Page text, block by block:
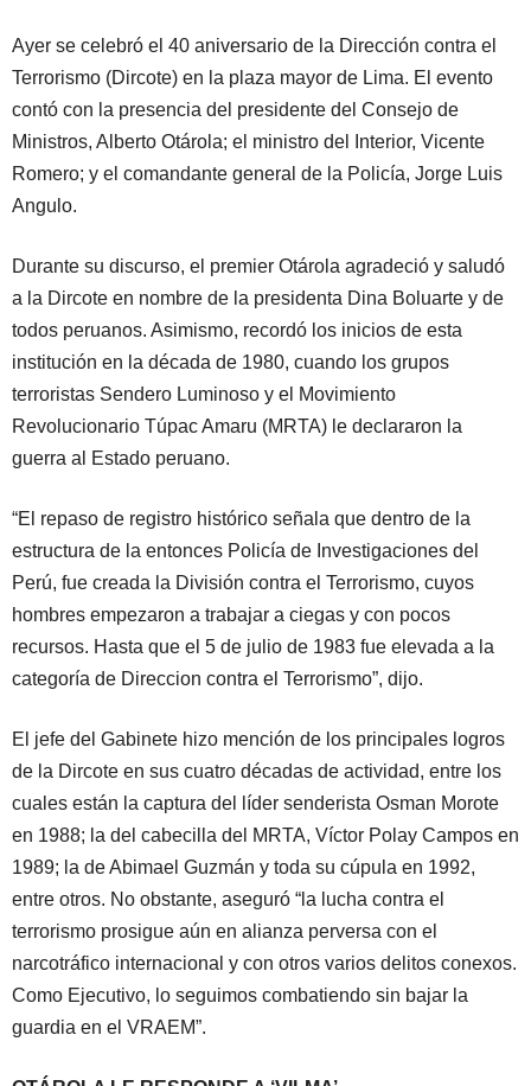
Ayer se celebró el 40 aniversario de la Dirección contra el
Terrorismo (Dircote) en la plaza mayor de Lima. El evento
contó con la presencia del presidente del Consejo de
Ministros, Alberto Otárola; el ministro del Interior, Vicente
Romero; y el comandante general de la Policía, Jorge Luis
Angulo.
Durante su discurso, el premier Otárola agradeció y saludó
a la Dircote en nombre de la presidenta Dina Boluarte y de
todos peruanos. Asimismo, recordó los inicios de esta
institución en la década de 1980, cuando los grupos
terroristas Sendero Luminoso y el Movimiento
Revolucionario Túpac Amaru (MRTA) le declararon la
guerra al Estado peruano.
“El repaso de registro histórico señala que dentro de la
estructura de la entonces Policía de Investigaciones del
Perú, fue creada la División contra el Terrorismo, cuyos
hombres empezaron a trabajar a ciegas y con pocos
recursos. Hasta que el 5 de julio de 1983 fue elevada a la
categoría de Direccion contra el Terrorismo”, dijo.
El jefe del Gabinete hizo mención de los principales logros
de la Dircote en sus cuatro décadas de actividad, entre los
cuales están la captura del líder senderista Osman Morote
en 1988; la del cabecilla del MRTA, Víctor Polay Campos en
1989; la de Abimael Guzmán y toda su cúpula en 1992,
entre otros. No obstante, aseguró “la lucha contra el
terrorismo prosigue aún en alianza perversa con el
narcotráfico internacional y con otros varios delitos conexos.
Como Ejecutivo, lo seguimos combatiendo sin bajar la
guardia en el VRAEM”.